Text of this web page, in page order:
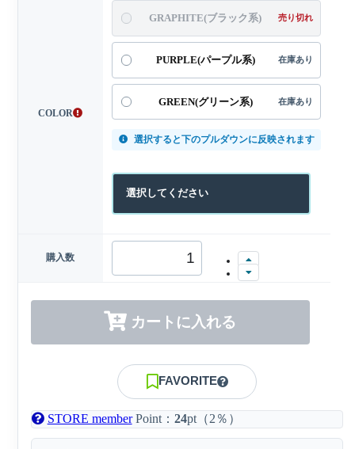
COLOR
GRAPHITE(ブラック系) 売り切れ
PURPLE(パープル系) 在庫あり
GREEN(グリーン系) 在庫あり
選択すると下のプルダウンに反映されます
購入数
カートに入れる
FAVORITE
STORE memberPoint： 24pt（2％）